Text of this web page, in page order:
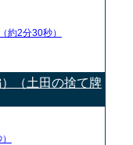
（約2分30秒）
（土田の捨て牌